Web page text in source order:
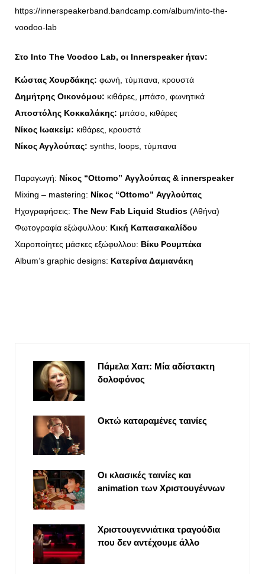
https://innerspeakerband.bandcamp.com/album/into-the-
voodoo-lab
Στο Into The Voodoo Lab, οι Innerspeakerήταν:
Kώστας Χουρδάκης: φωνή, τύμπανα, κρουστά
Δημήτρης Οικονόμου: κιθάρες, μπάσο, φωνητικά
Αποστόλης Κοκκαλάκης: μπάσο, κιθάρες
Νίκος Ιωακείμ: κιθάρες, κρουστά
Νίκος Αγγλούπας: synths, loops, τύμπανα
Παραγωγή: Nίκος “Ottomo” Αγγλούπας & innerspeaker
Mixing – mastering: Νίκος “Ottomo” Αγγλούπας
Ηχογραφήσεις: The New Fab Liquid Studios (Αθήνα)
Φωτογραφία εξώφυλλου: Κική Καπασακαλίδου
Χειροποίητες μάσκες εξώφυλλου: Bίκυ Ρουμπέκα
Album’s graphic designs: Κατερίνα Δαμιανάκη
Πάμελα Χαπ: Μία αδίστακτη
δολοφόνος
Οκτώ καταραμένες ταινίες
Οι κλασικές ταινίες και
animation των Χριστουγέννων
Χριστουγεννιάτικα τραγούδια
που δεν αντέχουμε άλλο